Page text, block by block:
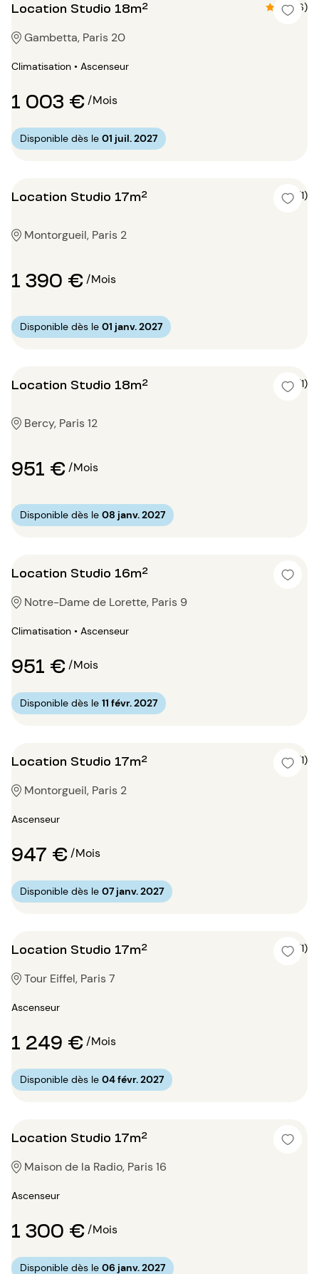
Location Studio 18m² 4.7 (6)
Gambetta, Paris 20
Climatisation • Ascenseur
1 003 €/Mois
Disponible dès le 01 juil. 2027
Location Studio 17m² 5 (1)
Montorgueil, Paris 2
1 390 €/Mois
Disponible dès le 01 janv. 2027
Location Studio 18m² 4 (1)
Bercy, Paris 12
951 €/Mois
Disponible dès le 08 janv. 2027
Location Studio 16m²
Notre-Dame de Lorette, Paris 9
Climatisation • Ascenseur
951 €/Mois
Disponible dès le 11 févr. 2027
Location Studio 17m² 5 (1)
Montorgueil, Paris 2
Ascenseur
947 €/Mois
Disponible dès le 07 janv. 2027
Location Studio 17m² 5 (1)
Tour Eiffel, Paris 7
Ascenseur
1 249 €/Mois
Disponible dès le 04 févr. 2027
Location Studio 17m²
Maison de la Radio, Paris 16
Ascenseur
1 300 €/Mois
Disponible dès le 06 janv. 2027